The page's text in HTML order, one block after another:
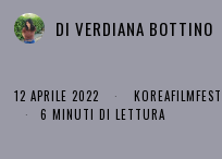
DIVERDIANA BOTTINO
12 APRILE 2022
6 MINUTI DI LETTURA